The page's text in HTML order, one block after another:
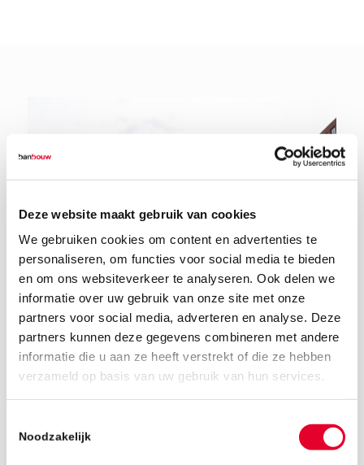
Deze website maakt gebruik van cookies
We gebruiken cookies om content en advertenties te
personaliseren, om functies voor social media te bieden
en om ons websiteverkeer te analyseren. Ook delen we
informatie over uw gebruik van onze site met onze
partners voor social media, adverteren en analyse. Deze
partners kunnen deze gegevens combineren met andere
informatie die u aan ze heeft verstrekt of die ze hebben
verzameld op basis van uw gebruik van hun services.
Noodzakelijk
20 maart 2019